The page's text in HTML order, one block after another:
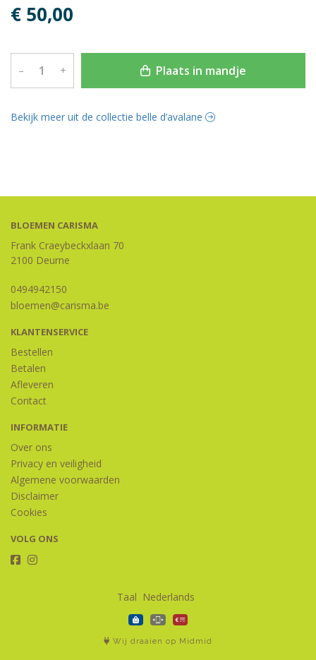
€ 50,00
– + Plaats in mandje
Bekijk meer uit de collectie belle d’avalane
BLOEMEN CARISMA
Frank Craeybeckxlaan 70
2100 Deurne
0494942150
bloemen@carisma.be
KLANTENSERVICE
Bestellen
Betalen
Afleveren
Contact
INFORMATIE
Over ons
Privacy en veiligheid
Algemene voorwaarden
Disclaimer
Cookies
VOLG ONS
Taal
Wij draaien op Midmid